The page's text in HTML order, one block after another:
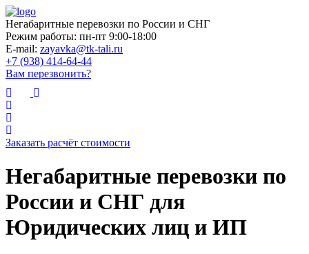
Негабаритные перевозки по России и СНГ
Режим работы: пн-пт 9:00-18:00
E-mail: zayavka@tk-tali.ru
+7 (938) 414-64-44
Вам перезвонить?
Заказать расчёт стоимости
Негабаритные перевозки по
России и СНГ для
Юридических лиц и ИП